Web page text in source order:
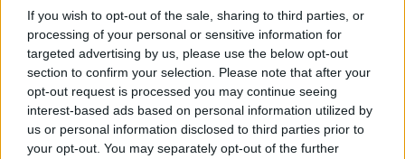
If you wish to opt-out of the sale, sharing to third parties, or
processing of your personal or sensitive information for
targeted advertising by us, please use the below opt-out
section to confirm your selection. Please note that after your
opt-out request is processed you may continue seeing
interest-based ads based on personal information utilized by
us or personal information disclosed to third parties prior to
your opt-out. You may separately opt-out of the further
WhatsappRedditShare
via
Email